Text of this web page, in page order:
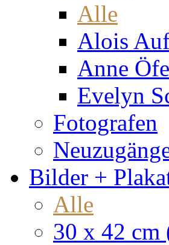
Alle
Alois
Anne
Evelyn
Fotografen
Bilder +
Alle
30 x 42